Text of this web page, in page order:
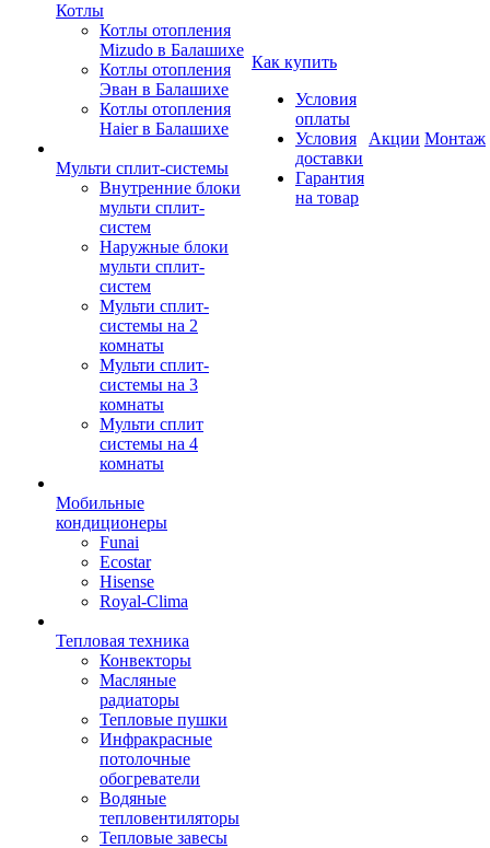
Котлы
Котлы отопления
Mizudo в Балашихе
Котлы отопления
Эван в Балашихе
Котлы отопления
Haier в Балашихе
Мульти сплит-системы
Внутренние блоки
мульти сплит-
систем
Наружные блоки
мульти сплит-
систем
Мульти сплит-
системы на 2
комнаты
Мульти сплит-
системы на 3
комнаты
Мульти сплит
системы на 4
комнаты
Мобильные
кондиционеры
Funai
Ecostar
Hisense
Royal-Clima
Тепловая техника
Конвекторы
Масляные
радиаторы
Тепловые пушки
Инфракрасные
потолочные
обогреватели
Водяные
тепловентиляторы
Тепловые завесы
Как купить
Условия
оплаты
Условия
доставки
Гарантия
на товар
Акции Монтаж